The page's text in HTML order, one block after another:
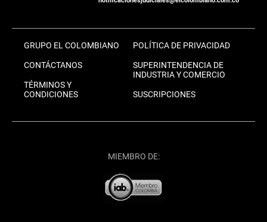
GRUPO EL COLOMBIANO
CONTÁCTANOS
TÉRMINOS Y
CONDICIONES
POLÍTICA DE PRIVACIDAD
SUPERINTENDENCIA DE
INDUSTRIA Y COMERCIO
SUSCRIPCIONES
MIEMBRO DE: